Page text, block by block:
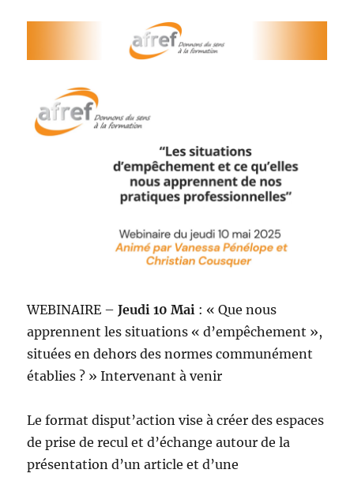
WEBINAIRE – Jeudi 10 Mai : « Que nous
apprennent les situations « d’empêchement »,
situées en dehors des normes communément
établies ? » Intervenant à venir
Le format disput’action vise à créer des espaces
de prise de recul et d’échange autour de la
présentation d’un article et d’une